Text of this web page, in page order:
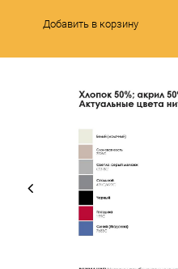
Добавить в корзину